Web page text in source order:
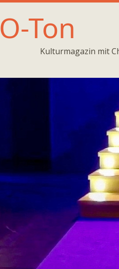
O-Ton
Kulturmagazin mit